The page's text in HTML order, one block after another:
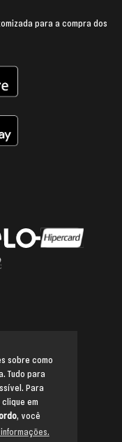
sobre como
Tudo para
Para
em
, você
para a compra dos